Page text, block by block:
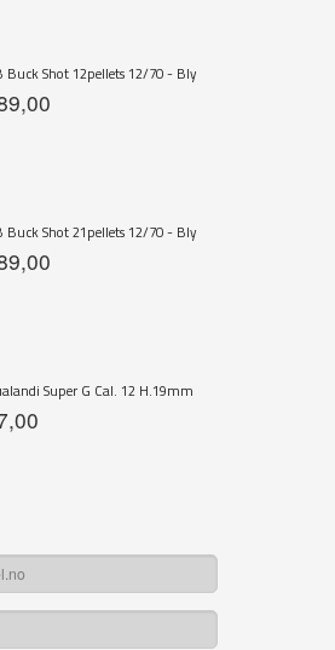
Buck Shot 12pellets 12/70 - Bly
Buck Shot 21pellets 12/70 - Bly
Super G Cal. 12 H.19mm